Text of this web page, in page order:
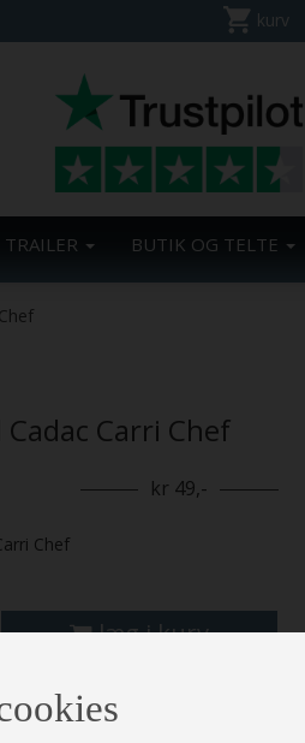
kurv
TRAILER BUTIK OG TELTE
Carri Chef
kr 49,-
Chef
læg i kurv